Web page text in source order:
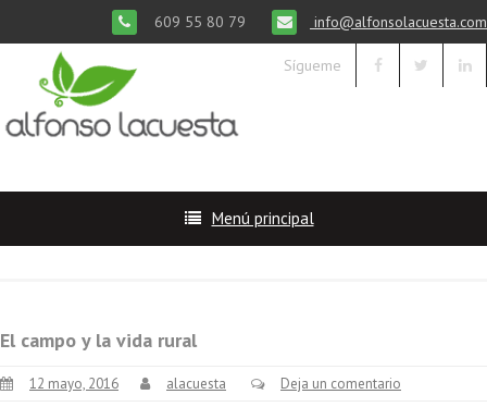
609 55 80 79 info@alfonsolacuesta.com
Sígueme
Menú principal
El campo y la vida rural
12 mayo, 2016 alacuesta Deja un comentario